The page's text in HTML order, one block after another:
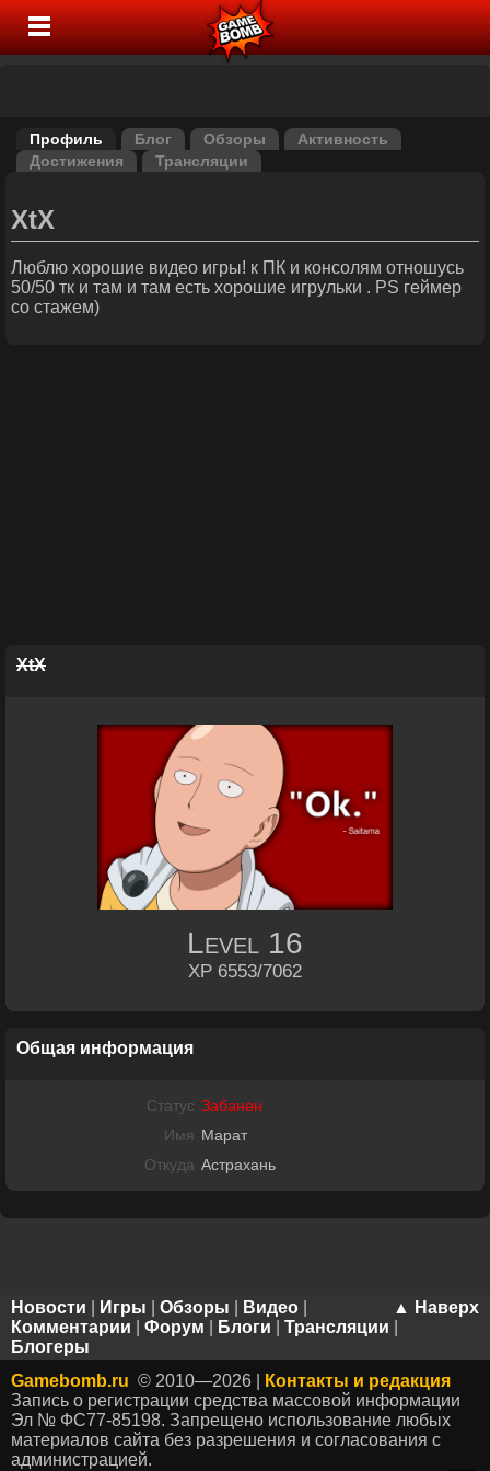
Профиль Блог Обзоры
Активность
Достижения
Трансляции
XtX
Люблю хорошие видео игры! к ПК и консолям отношусь
50/50 тк и там и там есть хорошие игрульки . PS геймер
со стажем)
XtX
Level 16
XP 6553/7062
Общая информация
Статус Забанен
Имя Марат
Откуда Астрахань
▲ Наверх
Новости Игры Обзоры Видео
Комментарии
Форум Блоги Трансляции
Блогеры
Gamebomb.ru © 2010—2026 |
Контакты и редакция
Запись о регистрации средства массовой информации
Эл № ФС77-85198. Запрещено использование любых
материалов сайта без разрешения и согласования с
администрацией.